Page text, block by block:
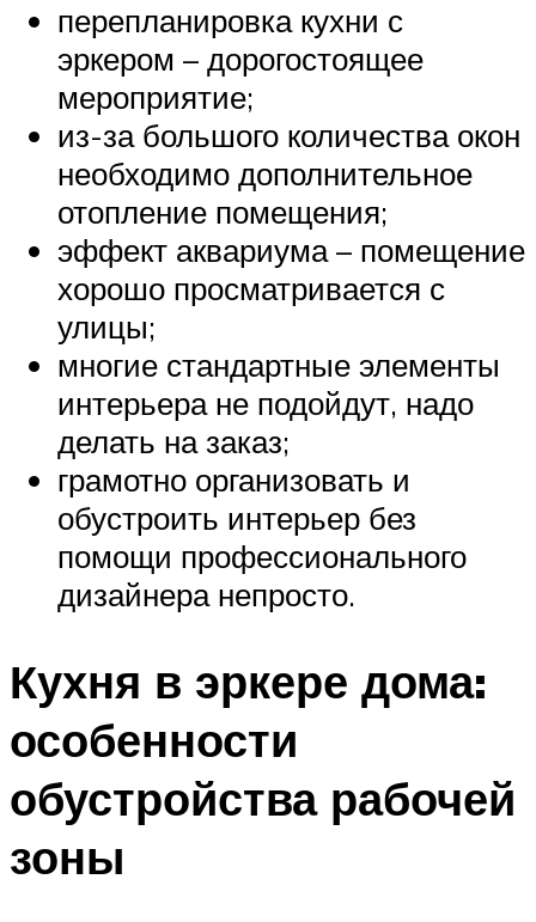
перепланировка кухни с
эркером – дорогостоящее
мероприятие;
из-за большого количества окон
необходимо дополнительное
отопление помещения;
эффект аквариума – помещение
хорошо просматривается с
улицы;
многие стандартные элементы
интерьера не подойдут, надо
делать на заказ;
грамотно организовать и
обустроить интерьер без
помощи профессионального
дизайнера непросто.
Кухня в эркере дома:
особенности
обустройства рабочей
зоны